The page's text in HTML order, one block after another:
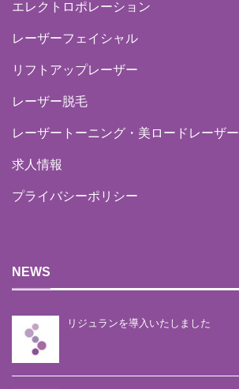
エレクトロポレーション
レーザーフェイシャル
リフトアップレーザー
レーザー脱毛
レーザートーニング・美ロードレーザー
求人情報
プライバシーポリシー
NEWS
リジュランを導入いたしました